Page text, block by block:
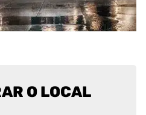
O LOCAL